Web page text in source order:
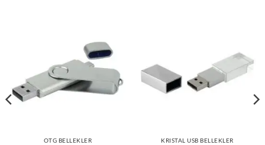
OTG BELLEKLER KRISTAL USB BELLEKLER